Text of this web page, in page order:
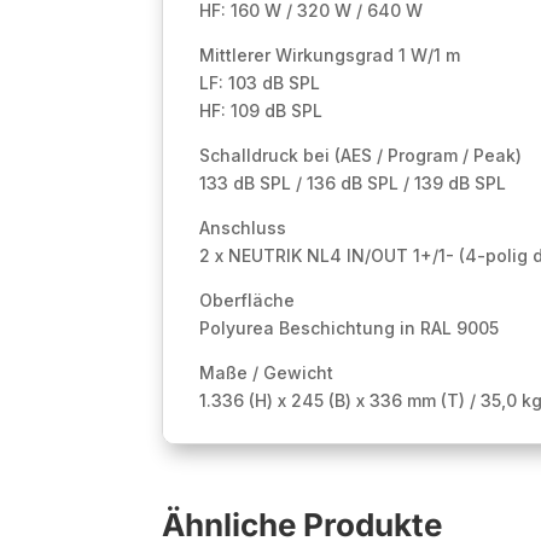
HF: 160 W / 320 W / 640 W
Mittlerer Wirkungsgrad 1 W/1 m
LF: 103 dB SPL
HF: 109 dB SPL
Schalldruck bei (AES / Program / Peak)
133 dB SPL / 136 dB SPL / 139 dB SPL
Anschluss
2 x NEUTRIK NL4 IN/OUT 1+/1- (4-
Oberfläche
Polyurea Beschichtung in RAL 9005
Maße / Gewicht
1.336 (H) x 245 (B) x 336 mm (T) / 35,0 kg
Ähnliche Produkte